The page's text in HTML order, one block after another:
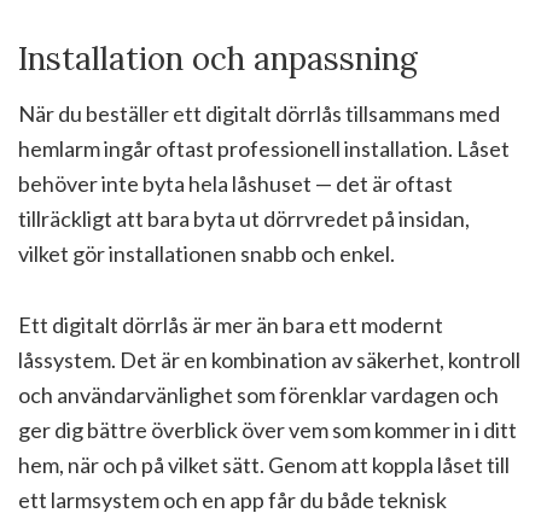
Installation och anpassning
När du beställer ett digitalt dörrlås tillsammans med
hemlarm ingår oftast professionell installation. Låset
behöver inte byta hela låshuset — det är oftast
tillräckligt att bara byta ut dörrvredet på insidan,
vilket gör installationen snabb och enkel.
Ett digitalt dörrlås är mer än bara ett modernt
låssystem. Det är en kombination av säkerhet, kontroll
och användarvänlighet som förenklar vardagen och
ger dig bättre överblick över vem som kommer in i ditt
hem, när och på vilket sätt. Genom att koppla låset till
ett larmsystem och en app får du både teknisk